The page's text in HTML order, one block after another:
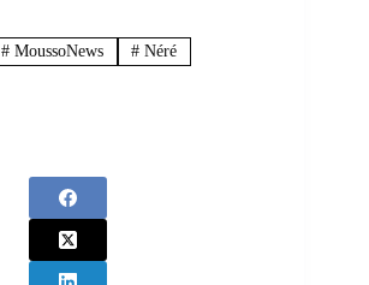
#MoussoNews # Néré